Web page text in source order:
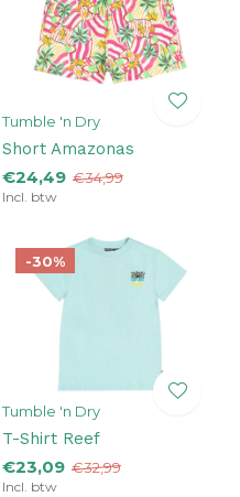
Tumble 'n Dry
Short Amazonas
€24,49 €34,99
Incl. btw
-30%
Tumble 'n Dry
T-Shirt Reef
€23,09 €32,99
Incl. btw